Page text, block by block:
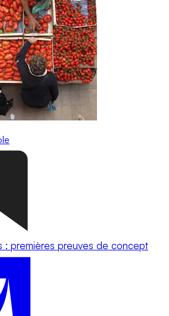
: premières preuves de concept